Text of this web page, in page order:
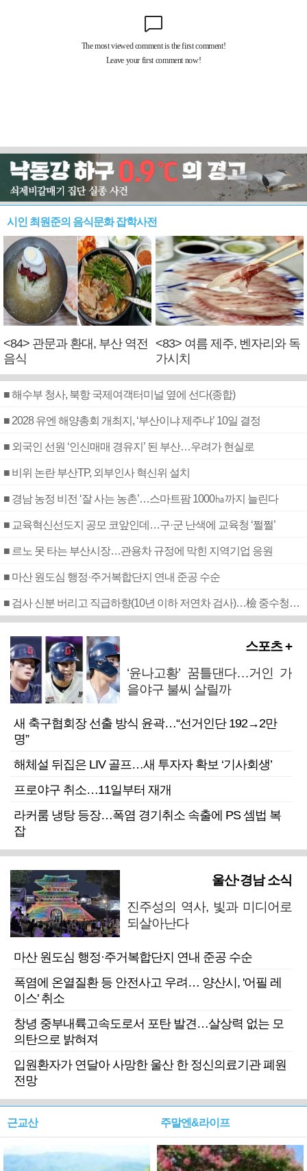
시인 최원준의 음식문화 잡학사전
<84> 관문과 환대, 부산 역전
음식
<83> 여름 제주, 벤자리와 독
가시치
■ 해수부 청사, 북항 국제여객터미널 옆에 선다(종합)
■ 2028 유엔 해양총회 개최지, ‘부산이냐 제주냐’ 10일 결정
■ 외국인 선원 ‘인신매매 경유지’ 된 부산…우려가 현실로
■ 비위 논란 부산TP, 외부인사 혁신위 설치
■ 경남 농정 비전 ‘잘 사는 농촌’…스마트팜 1000㏊까지 늘린다
■ 교육혁신선도지 공모 코앞인데…구·군 난색에 교육청 ‘쩔쩔’
■ 르노 못 타는 부산시장…관용차 규정에 막힌 지역기업 응원
■ 마산 원도심 행정·주거복합단지 연내 준공 수순
■ 검사 신분 버리고 직급하향(10년 이하 저연차 검사)…檢 중수청행 기피
스포츠 +
‘윤나고황’ 꿈틀댄다…거인 가
을야구 불씨 살릴까
새 축구협회장 선출 방식 윤곽…“선거인단 192→2만
명”
해체설 뒤집은 LIV 골프…새 투자자 확보 ‘기사회생’
프로야구 취소…11일부터 재개
라커룸 냉탕 등장…폭염 경기취소 속출에 PS 셈법 복
잡
울산·경남 소식
진주성의 역사, 빛과 미디어로
되살아난다
마산 원도심 행정·주거복합단지 연내 준공 수순
폭염에 온열질환 등 안전사고 우려… 양산시, '어필 레
이스' 취소
창녕 중부내륙고속도로서 포탄 발견…살상력 없는 모
의탄으로 밝혀져
입원환자가 연달아 사망한 울산 한 정신의료기관 폐원
전망
근교산 주말엔&라이프